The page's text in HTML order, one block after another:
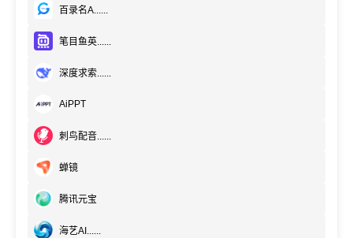
百录名A......
笔目鱼英......
深度求索......
AiPPT
刺鸟配音......
蝉镜
腾讯元宝
海艺AI......